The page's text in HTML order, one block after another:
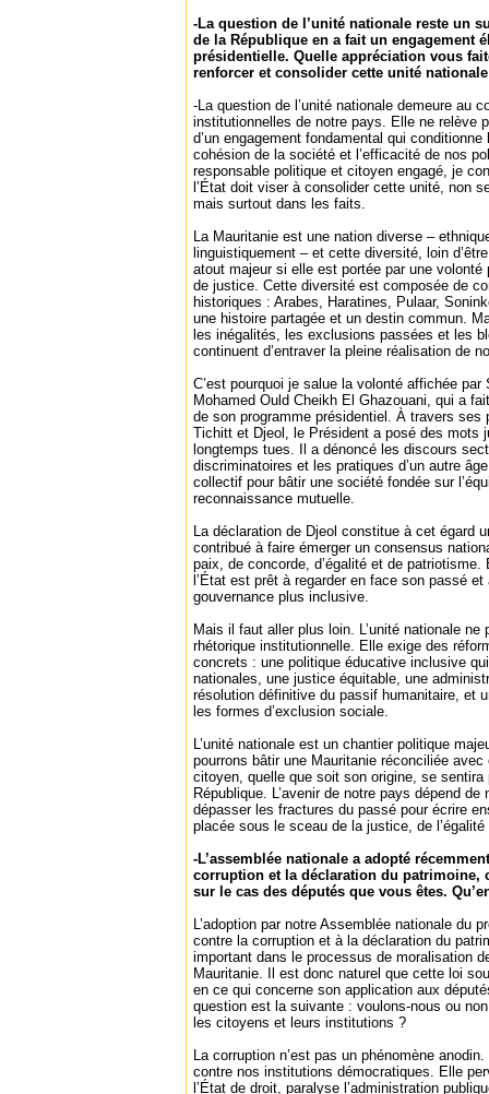
-La question de l’unité nationale reste un
de la République en a fait un engagement
présidentielle. Quelle appréciation vous
renforcer et consolider cette unité
-La question de l’unité nationale demeure au
institutionnelles de notre pays. Elle ne relève
d’un engagement fondamental qui
cohésion de la société et l’efficacité de nos
responsable politique et citoyen engagé, je
l’État doit viser à consolider cette unité, non
mais surtout dans les faits.
La Mauritanie est une nation diverse –
linguistiquement – et cette diversité, loin
atout majeur si elle est portée par une volonté
de justice. Cette diversité est composée de
historiques : Arabes, Haratines, Pulaar,
une histoire partagée et un destin commun.
les inégalités, les exclusions passées et les
continuent d’entraver la pleine réalisation de
C’est pourquoi je salue la volonté affichée
Mohamed Ould Cheikh El Ghazouani, qui a
de son programme présidentiel. À travers ses
Tichitt et Djeol, le Président a posé des mots
longtemps tues. Il a dénoncé les discours
discriminatoires et les pratiques d’un autre
collectif pour bâtir une société fondée sur
reconnaissance mutuelle.
La déclaration de Djeol constitue à cet égard
contribué à faire émerger un consensus
paix, de concorde, d’égalité et de
l’État est prêt à regarder en face son passé
gouvernance plus inclusive.
Mais il faut aller plus loin. L’unité nationale ne
rhétorique institutionnelle. Elle exige des
concrets : une politique éducative inclusive
nationales, une justice équitable, une
résolution définitive du passif humanitaire, et
les formes d’exclusion sociale.
L’unité nationale est un chantier politique
pourrons bâtir une Mauritanie réconciliée
citoyen, quelle que soit son origine, se sentira
République. L’avenir de notre pays dépend
dépasser les fractures du passé pour écrire
placée sous le sceau de la justice, de
-L’assemblée nationale a adopté
corruption et la déclaration du patrimoine,
sur le cas des députés que vous êtes.
L’adoption par notre Assemblée nationale du
contre la corruption et à la déclaration du
important dans le processus de moralisation
Mauritanie. Il est donc naturel que cette loi
en ce qui concerne son application aux
question est la suivante : voulons-nous ou
les citoyens et leurs institutions ?
La corruption n’est pas un phénomène
contre nos institutions démocratiques. Elle
l’État de droit, paralyse l’administration